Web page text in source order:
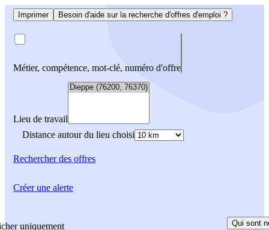
Imprimer Besoin d'aide sur la recherche d'offres d'emploi ?
Métier, compétence, mot-clé, numéro d'offre
Lieu de travail
Distance autour du lieu choisi
Rechercherdes offres
uniquement
Qui sont
Créer une alerte